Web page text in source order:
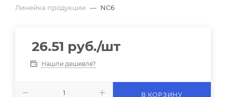
Линейка продукции — NC6
26.51 руб./шт
Нашли дешевле?
В КОРЗИНУ